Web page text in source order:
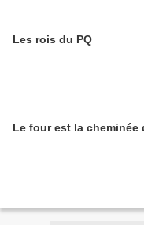
Les rois du PQ
Le four est la cheminée